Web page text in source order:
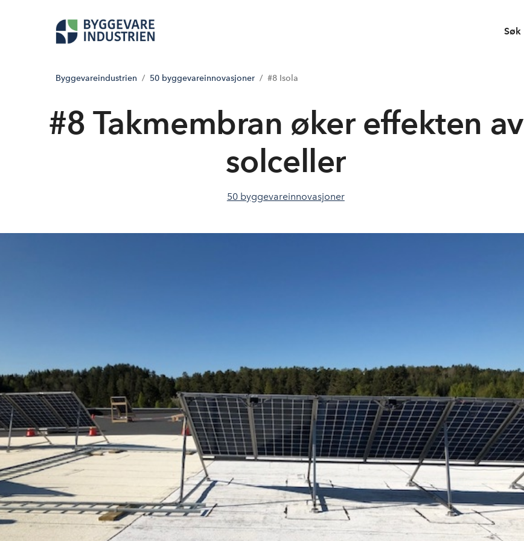
Søk
Byggevareindustrien 50 byggevareinnovasjoner #8 Isola
#8 Takmembran øker effekten av
solceller
50 byggevareinnovasjoner